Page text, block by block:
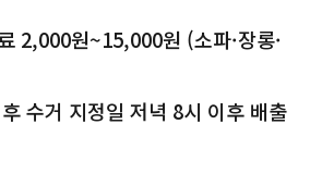
2,000원~15,000원 (소파·장롱·
수거 지정일 저녁 8시 이후 배출